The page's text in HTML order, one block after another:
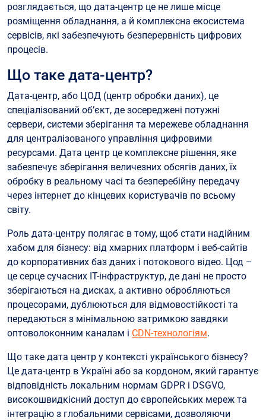
розглядається, що дата-центр це не лише місце
розміщення обладнання, а й комплексна екосистема
сервісів, які забезпечують безперервність цифрових
процесів.
Що таке дата-центр?
Дата-центр, або ЦОД (центр обробки даних), це
спеціалізований об’єкт, де зосереджені потужні
сервери, системи зберігання та мережеве обладнання
для централізованого управління цифровими
ресурсами. Дата центр це комплексне рішення, яке
забезпечує зберігання величезних обсягів даних, їх
обробку в реальному часі та безперебійну передачу
через інтернет до кінцевих користувачів по всьому
світу.
Роль дата-центру полягає в тому, щоб стати надійним
хабом для бізнесу: від хмарних платформ і веб-сайтів
до корпоративних баз даних і потокового відео. Цод –
це серце сучасних IT-інфраструктур, де дані не просто
зберігаються на дисках, а активно обробляються
процесорами, дублюються для відмовостійкості та
передаються з мінімальною затримкою завдяки
оптоволоконним каналам і CDN-технологіям.
Що таке дата центр у контексті українського бізнесу?
Це дата-центр в Україні або за кордоном, який гарантує
відповідність локальним нормам GDPR і DSGVO,
високошвидкісний доступ до європейських мереж та
інтеграцію з глобальними сервісами, дозволяючи